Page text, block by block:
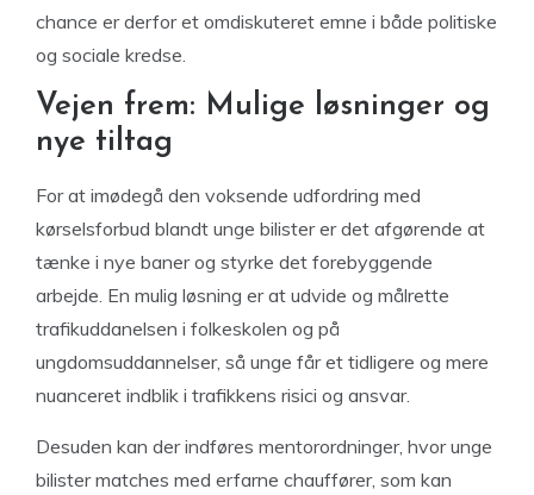
chance er derfor et omdiskuteret emne i både politiske
og sociale kredse.
Vejen frem: Mulige løsninger og
nye tiltag
For at imødegå den voksende udfordring med
kørselsforbud blandt unge bilister er det afgørende at
tænke i nye baner og styrke det forebyggende
arbejde. En mulig løsning er at udvide og målrette
trafikuddanelsen i folkeskolen og på
ungdomsuddannelser, så unge får et tidligere og mere
nuanceret indblik i trafikkens risici og ansvar.
Desuden kan der indføres mentorordninger, hvor unge
bilister matches med erfarne chauffører, som kan